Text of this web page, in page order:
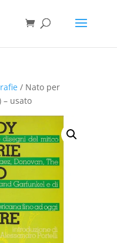
/ Nato per
– usato